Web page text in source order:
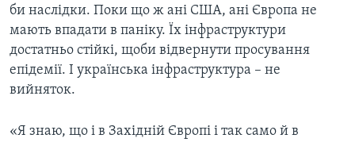
би наслідки. Поки що ж ані США, ані Європа не
мають впадати в паніку. Їх інфраструктури
достатньо стійкі, щоби відвернути просування
епідемії. І українська інфраструктура – не
вийняток.
«Я знаю, що і в Західній Європі і так само й в